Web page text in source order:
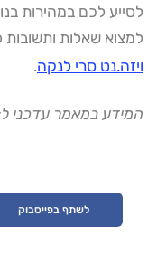
לסייע לכם במהירות
למצוא שאלות ותשובות
ויזה.נט סרי לנקה.
המידע במאמר עדכני
לשתף בפייסבוק